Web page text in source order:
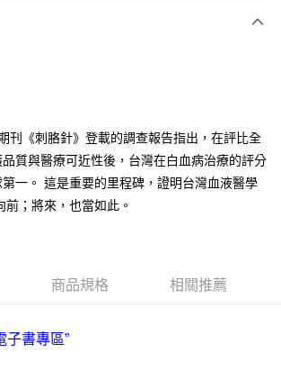
刊《刺胳針》登載的調查報告指出，在評比全
質與醫療可近性後，台灣在白血病治療的評分
一。 這是重要的里程碑，證明台灣血液醫學
；將來，也當如此。
商品規格 相關推薦